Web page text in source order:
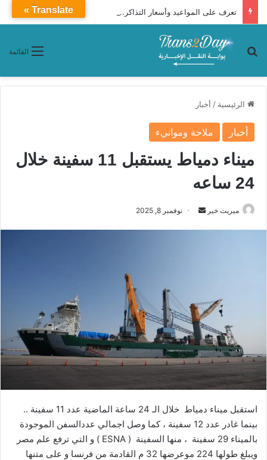
تعرف على المواعيد وأسعار التذاكر.. قطار النوم 1089 يتحرك يومان إسبوعيًا من أسوان للإسكندرية
القائمة بحث عن
الرئيسية / أخبار
أخبار ملاحة وموانيء
ميناء دمياط يستقبل 11 سفينة خلال
24 ساعه
ميريت خير
د
ا
ل
و
ي
ا
نوفمبر 8, 2025
استقبل ميناء دمياط خلال الـ ساعة الماضية عدد سفينة ..
بينما غادر عدد سفينة ، كما وصل اجمالي عددالسفن الموجودة
بالميناء
سفينة ، منها السفينة (
) و التي ترفع علم مصر
ويبلغ طولها موعرضها م القادمة من فرنسا و على متنها
Translate »